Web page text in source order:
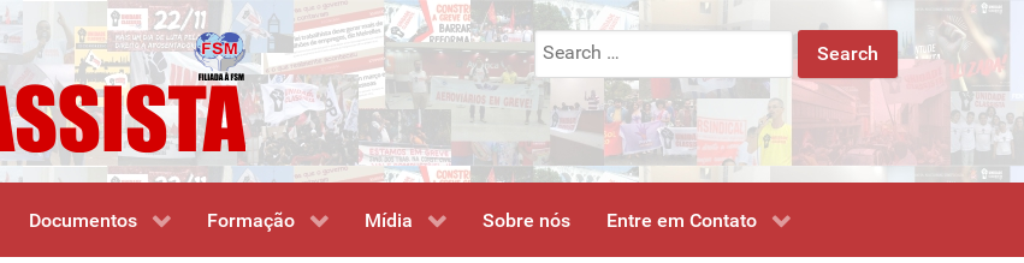
Search
for:
Documentos Formação Mídia Sobre nós Entre em Contato